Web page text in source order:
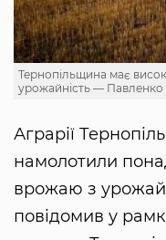
Тернопільщина має
урожайність — Павленко
Аграрії
намолотили
врожаю з
повідомив у